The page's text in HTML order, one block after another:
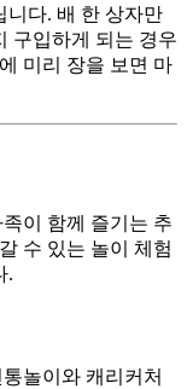
니다. 배 한 상자만
구입하게 되는 경우
미리 장을 보면 마
이 함께 즐기는 추
수 있는 놀이 체험
.
놀이와 캐리커처